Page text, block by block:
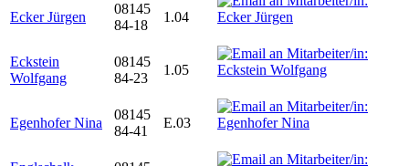
Ecker Jürgen
08145
84-18
1.04
Eckstein
Wolfgang
08145
84-23
1.05
Egenhofer Nina
08145
84-41
E.03